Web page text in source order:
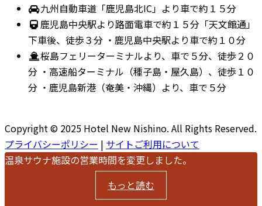
九州自動車道「鹿児島北IC」より車で約１５分
鹿児島中央駅より路面電車で約１５分「天文館通」
下車後、徒歩３分 ・鹿児島中央駅より車で約１０分
桜島フェリーターミナルより、車で５分、徒歩２０
分 ・高速船ターミナル（種子島・屋久島）、徒歩１０
分 ・鹿児島新港（奄美・沖縄）より、車で５分
Copyright © 2025 Hotel New Nishino. All Rights Reserved.
プライバシーポリシー | サイトご利用について
温泉サウナ施設の営業時間を変更しました。
もっと読む